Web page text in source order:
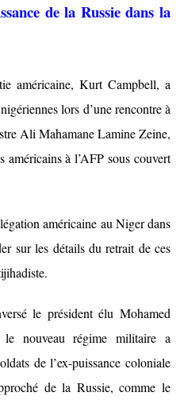
de la Russie dans la
américaine, Kurt Campbell, a
lors d’une rencontre à
Ali Mahamane Lamine Zeine,
américains à l’AFP sous couvert
américaine au Niger dans
sur les détails du retrait de ces
le président élu Mohamed
nouveau régime militaire a
de l’ex-puissance coloniale
de la Russie, comme le